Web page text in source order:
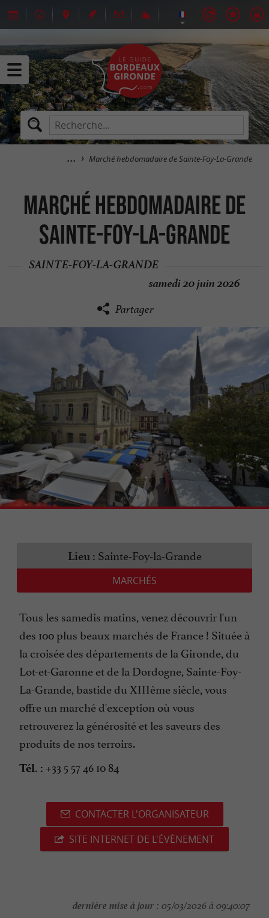
Marché hebdomadaire de Sainte-Foy-La-Grande
Marché hebdomadaire de
Sainte-Foy-La-Grande
SAINTE-FOY-LA-GRANDE
samedi 20 juin 2026
Partager
Lieu : Sainte-Foy-la-Grande
MARCHÉS
Tous les samedis matins, venez découvrir l'un
des 100 plus beaux marchés de France ! Située à
la croisée des départements de la Gironde, du
Lot-et-Garonne et de la Dordogne, Sainte-Foy-
La-Grande, bastide du XIIIème siècle, vous
offre un marché d'exception où vous
retrouverez la générosité et les saveurs des
produits de nos terroirs.
Tél. : +33 5 57 46 10 84
CONTACTER L'ORGANISATEUR
SITE INTERNET DE L'ÉVÈNEMENT
dernière mise à jour : 05/03/2026 à 09:40:07